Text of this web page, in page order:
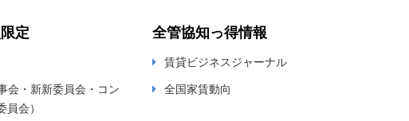
定
会・新新委員会・コン
員会）
全管協知っ得情報
賃貸ビジネスジャーナル
全国家賃動向